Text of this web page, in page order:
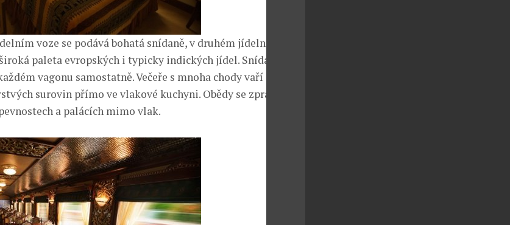
voze se podává bohatá snídaně, v druhém jídelním voze
paleta evropských i typicky indických jídel. Snídaně
vagonu samostatně. Večeře s mnoha chody vaří
surovin přímo ve vlakové kuchyni. Obědy se zpravidla
a palácích mimo vlak.